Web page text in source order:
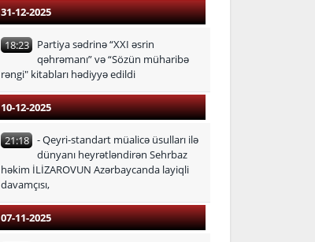
31-12-2025
18:23
Partiya sədrinə “XXI əsrin
qəhrəmanı” və “Sözün müharibə
rəngi" kitabları hədiyyə edildi
10-12-2025
21:18 - Qeyri-standart müalicə üsulları ilə
dünyanı heyrətləndirən Sehrbaz
həkim İLİZAROVUN Azərbaycanda layiqli
davamçısı,
07-11-2025